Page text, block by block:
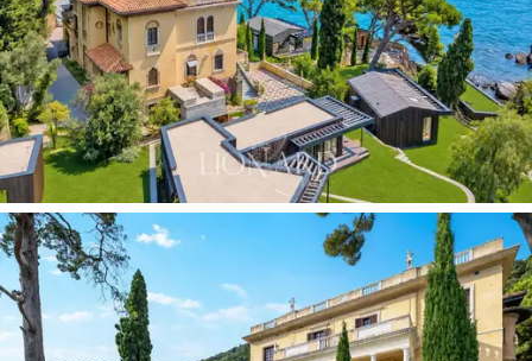
وأصالةً تجعل هذه الفيلا فريدة من نوعها ضمن مشهد
العمارة السكنية الليغورية في أوائل القرن العشرين.
تمتد الفيلا الرئيسية على أربعة طوابق، وهي مقسمة
حاليًا إلى وحدات داخلية منفصلة، ولكن يمكن دمجها
بسهولة. يوفر بيت البوابة المستقل، الذي تبلغ مساحته
حوالي 160 مترًا مربعًا عند مدخل العقار، حلاً مثاليًا
ومستقلاً لموظفي الصيانة أو كمسكن لهم. يوجد داخل
العقار أكواخ إضافية قابلة للتركيب، وهي قيد الاستخدام
حاليًا، ولكن يمكن إزالتها حسب رغبة المالك، مما يزيد
من سعة السكن في المجمع ومرونة استخدامه.